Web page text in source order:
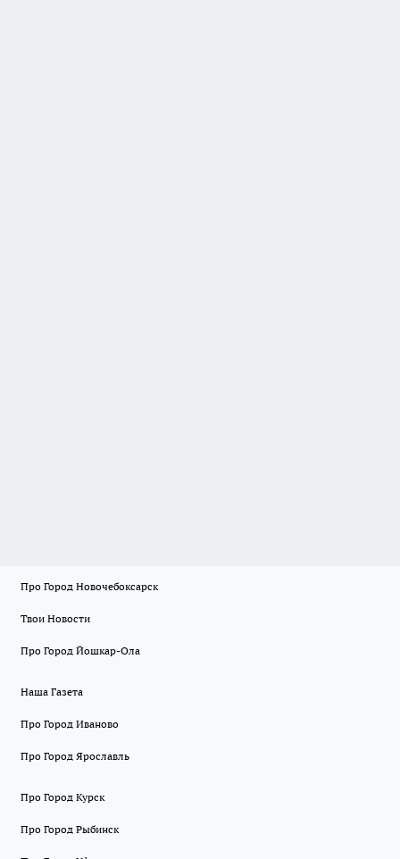
Про Город Новочебоксарск
Твои Новости
Про Город Йошкар-Ола
Наша Газета
Про Город Иваново
Про Город Ярославль
Про Город Курск
Про Город Рыбинск